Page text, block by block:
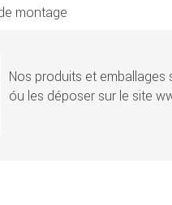
montage
Nos produits et emballages
óu les déposer sur le site